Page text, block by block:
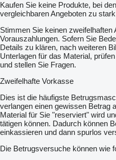
Kaufen Sie keine Produkte, bei
vergleichbaren Angeboten zu
Stimmen Sie keinen zweifelhaften
Vorauszahlungen. Sofern Sie
Details zu klären, nach weiteren
Unterlagen für das Material,
und stellen Sie Fragen.
Zweifelhafte Vorkasse
Dies ist die häufigste
verlangen einen gewissen Betrag
Material für Sie "reserviert" wird
tätigen können. Dadurch können
einkassieren und dann spurlos
Die Betrugsversuche können wie